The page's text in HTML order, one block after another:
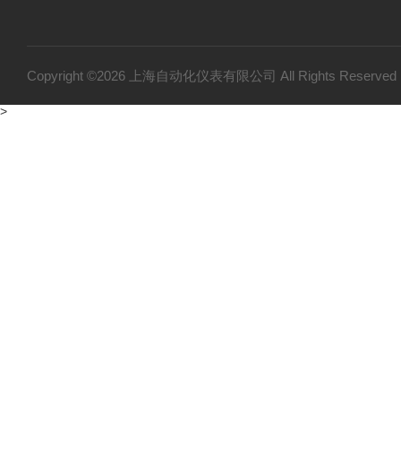
Copyright ©2026 上海自动化仪表有限公司 All Rights
>